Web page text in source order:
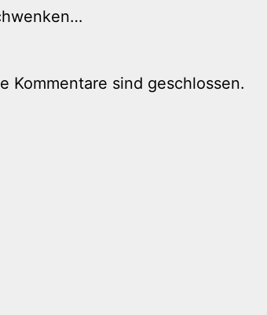
Kommentare sind geschlossen.